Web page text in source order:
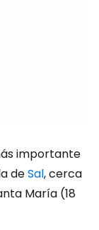
importante
deSal, cerca
María (18